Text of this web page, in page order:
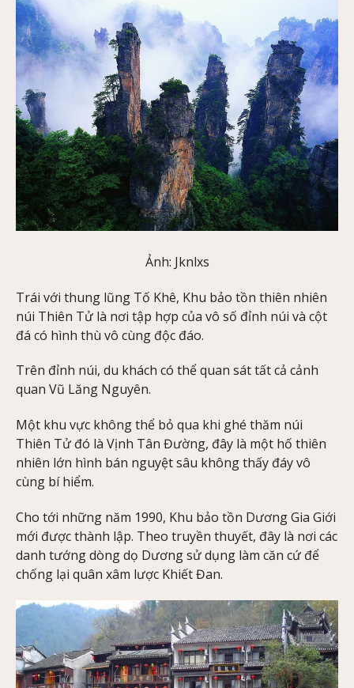
Ảnh: Jknlxs
Trái với thung lũng Tố Khê, Khu bảo tồn thiên nhiên
núi Thiên Tử là nơi tập hợp của vô số đỉnh núi và cột
đá có hình thù vô cùng độc đáo.
Trên đỉnh núi, du khách có thể quan sát tất cả cảnh
quan Vũ Lăng Nguyên.
Một khu vực không thể bỏ qua khi ghé thăm núi
Thiên Tử đó là Vịnh Tân Đường, đây là một hố thiên
nhiên lớn hình bán nguyệt sâu không thấy đáy vô
cùng bí hiểm.
Cho tới những năm 1990, Khu bảo tồn Dương Gia Giới
mới được thành lập. Theo truyền thuyết, đây là nơi các
danh tướng dòng dọ Dương sử dụng làm căn cứ để
chống lại quân xâm lược Khiết Đan.